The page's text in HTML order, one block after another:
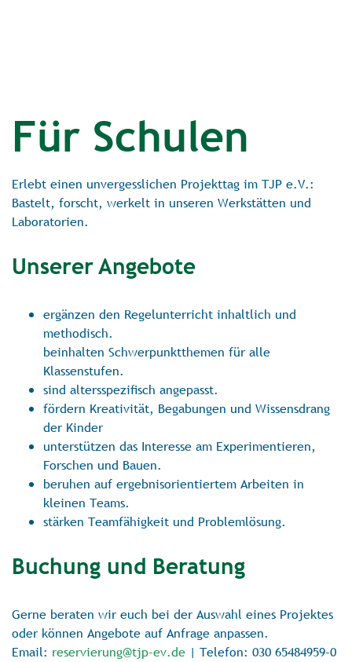
Für Schulen
Erlebt einen unvergesslichen Projekttag im TJP e.V.:
Bastelt, forscht, werkelt in unseren Werkstätten und
Laboratorien.
Unserer Angebote
ergänzen den Regelunterricht inhaltlich und
methodisch.
beinhalten Schwerpunktthemen für alle
Klassenstufen.
sind altersspeziﬁsch angepasst.
fördern Kreativität, Begabungen und Wissensdrang
der Kinder
unterstützen das Interesse am Experimentieren,
Forschen und Bauen.
beruhen auf ergebnisorientiertem Arbeiten in
kleinen Teams.
stärken Teamfähigkeit und Problemlösung.
Buchung und Beratung
Gerne beraten wir euch bei der Auswahl eines Projektes
oder können Angebote auf Anfrage anpassen.
Email: reservierung@tjp-ev.de | Telefon: 030 65484959-0